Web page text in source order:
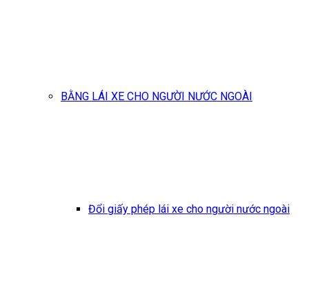
BẰNG LÁI XE CHO NGƯỜI NƯỚC NGOÀI
Đổi giấy phép lái xe cho người nước ngoài